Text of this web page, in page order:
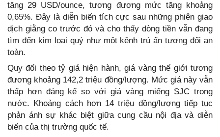
tăng 29 USD/ounce, tương đương mức tăng khoảng
0,65%. Đây là diễn biến tích cực sau những phiên giao
dịch giằng co trước đó và cho thấy dòng tiền vẫn đang
tìm đến kim loại quý như một kênh trú ẩn tương đối an
toàn.
Quy đổi theo tỷ giá hiện hành, giá vàng thế giới tương
đương khoảng 142,2 triệu đồng/lượng. Mức giá này vẫn
thấp hơn đáng kể so với giá vàng miếng SJC trong
nước. Khoảng cách hơn 14 triệu đồng/lượng tiếp tục
phản ánh sự khác biệt giữa cung cầu nội địa và diễn
biến của thị trường quốc tế.